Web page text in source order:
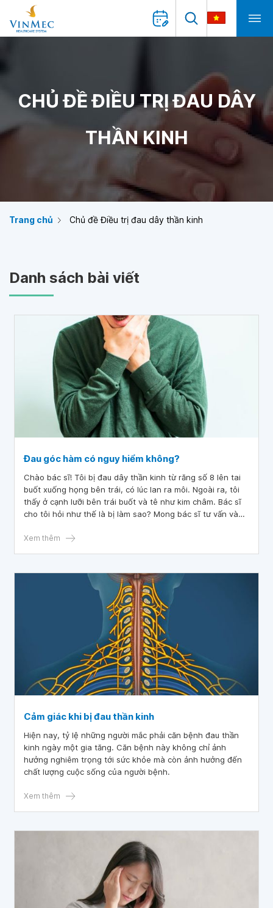
CHỦ ĐỀ ĐIỀU TRỊ ĐAU DÂY
THẦN KINH
Trang chủ Chủ đề Điều trị đau dây thần kinh
Danh sách bài viết
Đau góc hàm có nguy hiểm không?
Chào bác sĩ! Tôi bị đau dây thần kinh từ răng số 8 lên tai
buốt xuống họng bên trái, có lúc lan ra môi. Ngoài ra, tôi
thấy ở cạnh lưỡi bên trái buốt và tê như kim châm. Bác sĩ
cho tôi hỏi như thế là bị làm sao? Mong bác sĩ tư vấn và
Xem thêm
Cảm giác khi bị đau thần kinh
Hiện nay, tỷ lệ những người mắc phải căn bệnh đau thần
kinh ngày một gia tăng. Căn bệnh này không chỉ ảnh
hưởng nghiêm trọng tới sức khỏe mà còn ảnh hưởng đến
chất lượng cuộc sống của người bệnh.
Xem thêm